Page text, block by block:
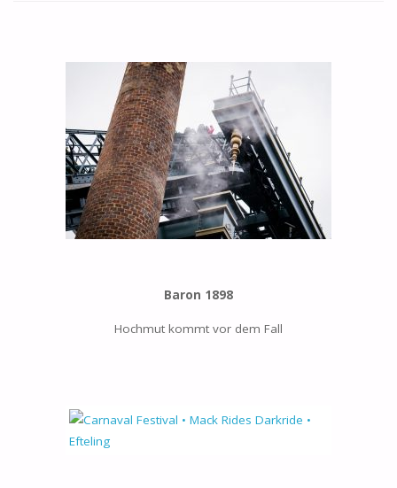
Baron 1898
Hochmut kommt vor dem Fall